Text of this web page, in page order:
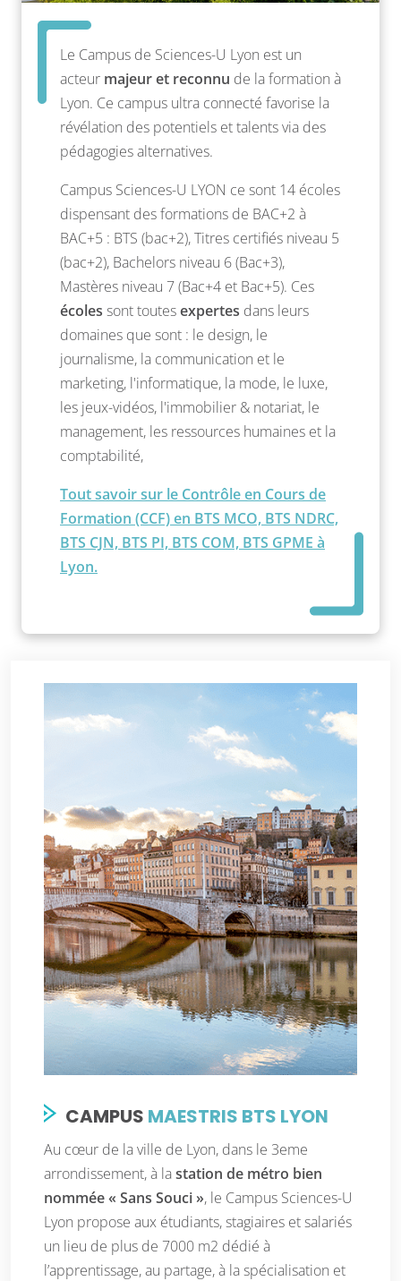
Le Campus de Sciences-U Lyon est un
acteur majeur et reconnu de la formation à
Lyon. Ce campus ultra connecté favorise la
révélation des potentiels et talents via des
pédagogies alternatives.
Campus Sciences-U LYON ce sont 14 écoles
dispensant des formations de BAC+2 à
BAC+5 : BTS (bac+2), Titres certifiés niveau 5
(bac+2), Bachelors niveau 6 (Bac+3),
Mastères niveau 7 (Bac+4 et Bac+5). Ces
écoles sont toutesexpertes dans leurs
domaines que sont : le design, le
journalisme, la communication et le
marketing, l'informatique, la mode, le luxe,
les jeux-vidéos, l'immobilier & notariat, le
management, les ressources humaines et la
comptabilité,
Tout savoir sur le Contrôle en Cours de
Formation (CCF) en BTS MCO, BTS NDRC,
BTS CJN, BTS PI, BTS COM, BTS GPME à
Lyon.
CAMPUS MAESTRIS BTS LYON
Au cœur de la ville de Lyon, dans le 3eme
arrondissement, à lastation de métro bien
nommée « Sans Souci », le Campus Sciences-U
Lyon propose aux étudiants, stagiaires et salariés
un lieu de plus de 7000 m2 dédié à
l’apprentissage, au partage, à la spécialisation et